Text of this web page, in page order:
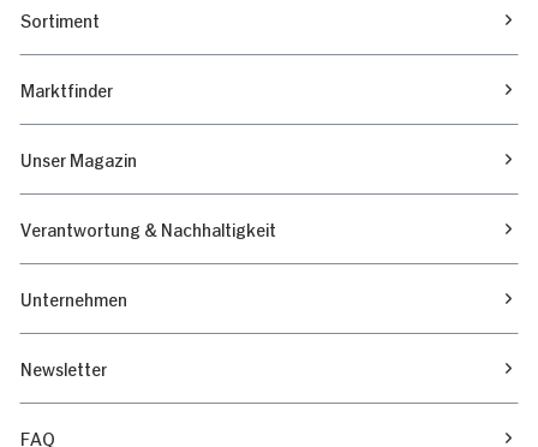
Sortiment
Marktfinder
Unser Magazin
Verantwortung & Nachhaltigkeit
Unternehmen
Newsletter
FAQ